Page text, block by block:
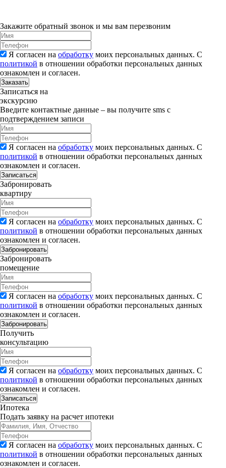
Закажите обратный звонок и мы вам перезвоним
Я согласен на обработку моих персональных данных. С
политикой в отношении обработки персональных данных
ознакомлен и согласен.
Заказать
Записаться на
экскурсию
Введите контактные данные – вы получите sms с
подтверждением записи
Я согласен на обработку моих персональных данных. С
политикой в отношении обработки персональных данных
ознакомлен и согласен.
Записаться
Забронировать
квартиру
Я согласен на обработку моих персональных данных. С
политикой в отношении обработки персональных данных
ознакомлен и согласен.
Забронировать
Забронировать
помещение
Я согласен на обработку моих персональных данных. С
политикой в отношении обработки персональных данных
ознакомлен и согласен.
Забронировать
Получить
консультацию
Я согласен на обработку моих персональных данных. С
политикой в отношении обработки персональных данных
ознакомлен и согласен.
Записаться
Ипотека
Подать заявку на расчет ипотеки
Я согласен на обработку моих персональных данных. С
политикой в отношении обработки персональных данных
ознакомлен и согласен.